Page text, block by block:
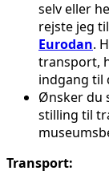
selv eller
rejste jeg
Eurodan.
transport,
indgang til
Ønsker du
stilling til
Transport: